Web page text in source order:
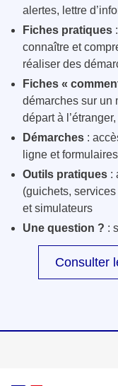
alertes, lettre
Fiches pratiques
connaître et
réaliser des
Fiches «
démarches sur un
départ à
Démarches :
ligne et
Outils pratiques :
(guichets,
et simulateurs
Une question ? :
Consulter